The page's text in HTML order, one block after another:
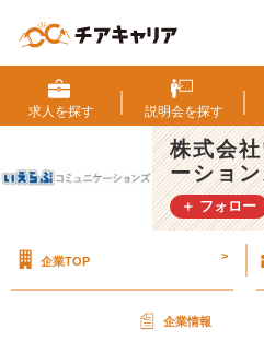
示
会
へ！
【株
式
会
社
ら
ぶ
求人を探す 説明会を探す
株式会
ーショ
＋ フォロー
企業TOP >
企業情報